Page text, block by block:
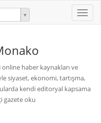
Toggle
haber kaynakları ve
siyaset, ekonomi, tartışma,
kendi editoryal kapsama
gazete oku